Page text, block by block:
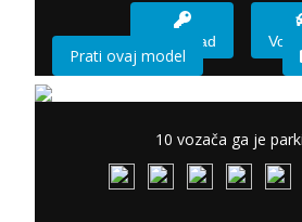
Imam sad
Prati ovaj model
10 vozača ga je